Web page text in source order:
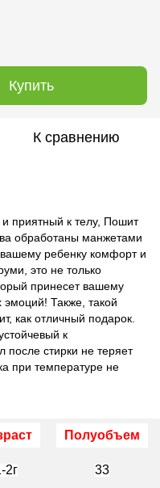
Купить
К сравнению
приятный к телу, Пошит
обработаны манжетами
ребенку комфорт и
это не только
принесет вашему
Также, такой
как отличный подарок.
к
стирки не теряет
при температуре не
Полуобъем
2г 33